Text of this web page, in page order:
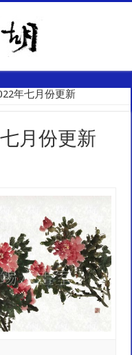
年七月份更新
七月份更新